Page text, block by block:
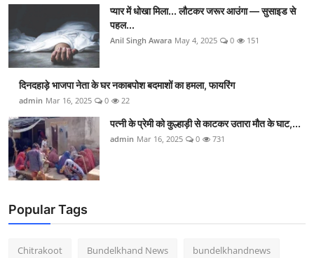
प्यार में धोखा मिला... लौटकर जरूर आउंगा — सुसाइड से
पहल...
Anil Singh Awara May 4, 2025 0 151
दिनदहाड़े भाजपा नेता के घर नकाबपोश बदमाशों का हमला, फायरिंग
admin Mar 16, 2025 0 22
पत्नी के प्रेमी को कुल्हाड़ी से काटकर उतारा मौत के घाट,...
admin Mar 16, 2025 0 731
Popular Tags
Chitrakoot Bundelkhand News bundelkhandnews